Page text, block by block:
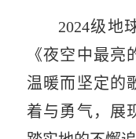
2024级地
《夜空中最亮
温暖而坚定的
着与勇气，展